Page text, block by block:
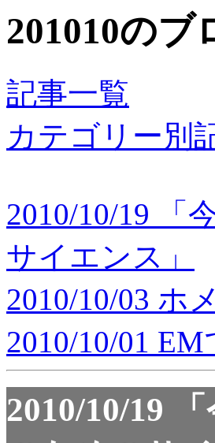
201010のブ
記事一覧
カテゴリー別
2010/10/19 「
サイエンス」
2010/10/03 ホ
2010/10/01
2010/10/19